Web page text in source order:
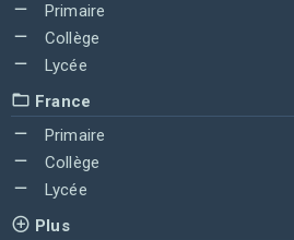
Primaire
Collège
Lycée
France
Primaire
Collège
Lycée
Plus